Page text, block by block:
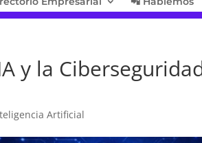
y la
Artificial